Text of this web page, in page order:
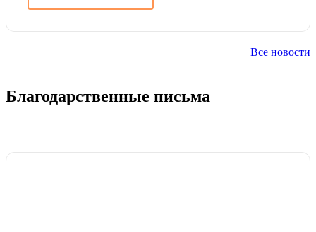
Все новости
Благодарственные письма